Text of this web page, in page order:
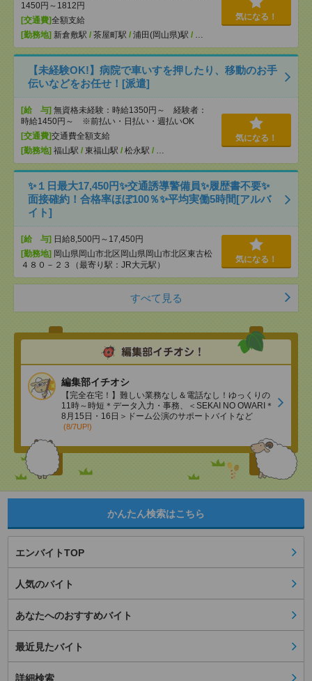
1450円～1812円
[交通費]全額支給
[勤務地] 新倉敷駅 / 茶屋町駅 / 浦田(岡山県)駅 / …
気になる！
【未経験OK!】病院で車いすを押したり、移動のお手
伝いなどをお任せ！[派遣]
[給 与] 無資格未経験：時給1350円～ 経験者：
時給1450円～ ※前払い・日払い・週払いOK
[交通費]交通費全額支給
[勤務地] 福山駅 / 東福山駅 / 松永駅 / …
気になる！
✨１日最大17,450円✨交通誘導警備員✨履歴書不要✨
面接確約！合格率ほぼ100％✨平均実働5時間[アルバ
イト]
[給 与] 日給8,500円～17,450円
[勤務地] 岡山県岡山市北区岡山県岡山市北区東古松
４８０－２３（最寄り駅：JR大元駅）
気になる！
すべて見る
編集部イチオシ
【完全在宅！】難しい業務なし＆電話なし！ゆっくりの
11時～時短＊データ入力・事務、＜SEKAI NO OWARI＊
8月15日・16日＞ドーム公演のサポートバイトなど
(8/7UP!)
かんたん検索はこちら
エンバイトTOP
人気のバイト
あなたへのおすすめバイト
最近見たバイト
詳細検索